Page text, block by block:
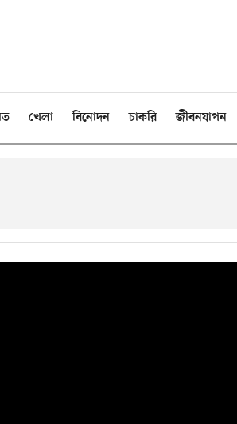
খেলা বিনোদন চাকরি জীবনযাপন